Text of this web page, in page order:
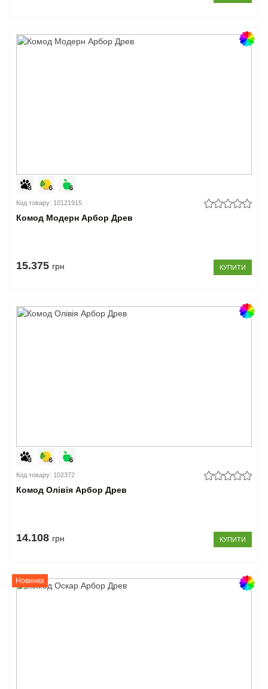
Код товару: 10121915
Комод Модерн Арбор Древ
15.375 грн КУПИТИ
Код товару: 102372
Комод Олівія Арбор Древ
14.108 грн КУПИТИ
Новинка